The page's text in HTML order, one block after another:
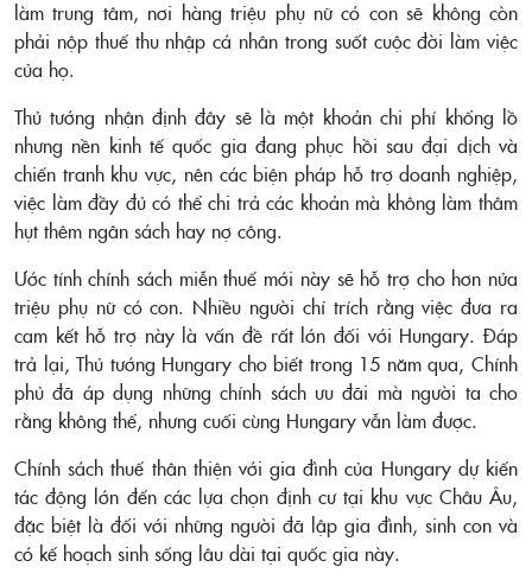
làm trung tâm, nơi hàng triệu phụ nữ có con sẽ không còn
phải nộp thuế thu nhập cá nhân trong suốt cuộc đời làm việc
của họ.
Thủ tướng nhận định đây sẽ là một khoản chi phí khổng lồ
nhưng nền kinh tế quốc gia đang phục hồi sau đại dịch và
chiến tranh khu vực, nên các biện pháp hỗ trợ doanh nghiệp,
việc làm đầy đủ có thể chi trả các khoản mà không làm thâm
hụt thêm ngân sách hay nợ công.
Ước tính chính sách miễn thuế mới này sẽ hỗ trợ cho hơn nửa
triệu phụ nữ có con. Nhiều người chỉ trích rằng việc đưa ra
cam kết hỗ trợ này là vấn đề rất lớn đối với Hungary. Đáp
trả lại, Thủ tướng Hungary cho biết trong 15 năm qua, Chính
phủ đã áp dụng những chính sách ưu đãi mà người ta cho
rằng không thể, nhưng cuối cùng Hungary vẫn làm được.
Chính sách thuế thân thiện với gia đình của Hungary dự kiến
tác động lớn đến các lựa chọn định cư tại khu vực Châu Âu,
đặc biệt là đối với những người đã lập gia đình, sinh con và
có kế hoạch sinh sống lâu dài tại quốc gia này.